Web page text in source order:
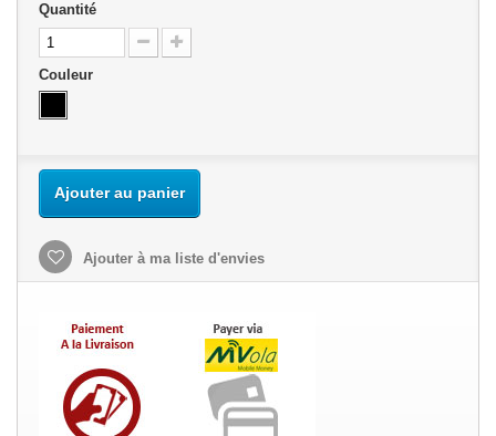
Quantité
Couleur
Ajouter au panier
Ajouter à ma liste d'envies